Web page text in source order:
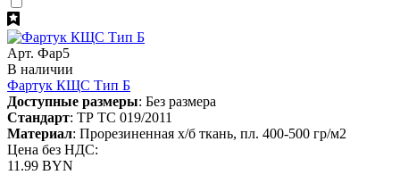
Арт. Фар5
В наличии
Фартук КЩС Тип Б
Доступные размеры: Без размера
Стандарт: ТР ТС 019/2011
Материал: Прорезиненная х/б ткань, пл. 400-500 гр/м2
Цена без НДС:
11.99 BYN